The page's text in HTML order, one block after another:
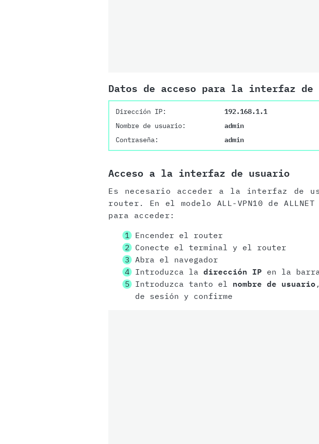
Datos de acceso para la interfaz de
Dirección IP:
192.168.1.1
Nombre de usuario:
admin
Contraseña:
admin
Acceso a la interfaz de usuario
Es necesario acceder a la interfaz de
router. En el modelo ALL-VPN10 de
para acceder:
Encender el router
Conecte el terminal y el router
Abra el navegador
Introduzca la dirección IP en la
Introduzca tanto el nombre de usuario
de sesión y confirme